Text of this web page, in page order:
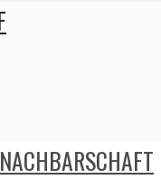
NACHBARSCHAFT